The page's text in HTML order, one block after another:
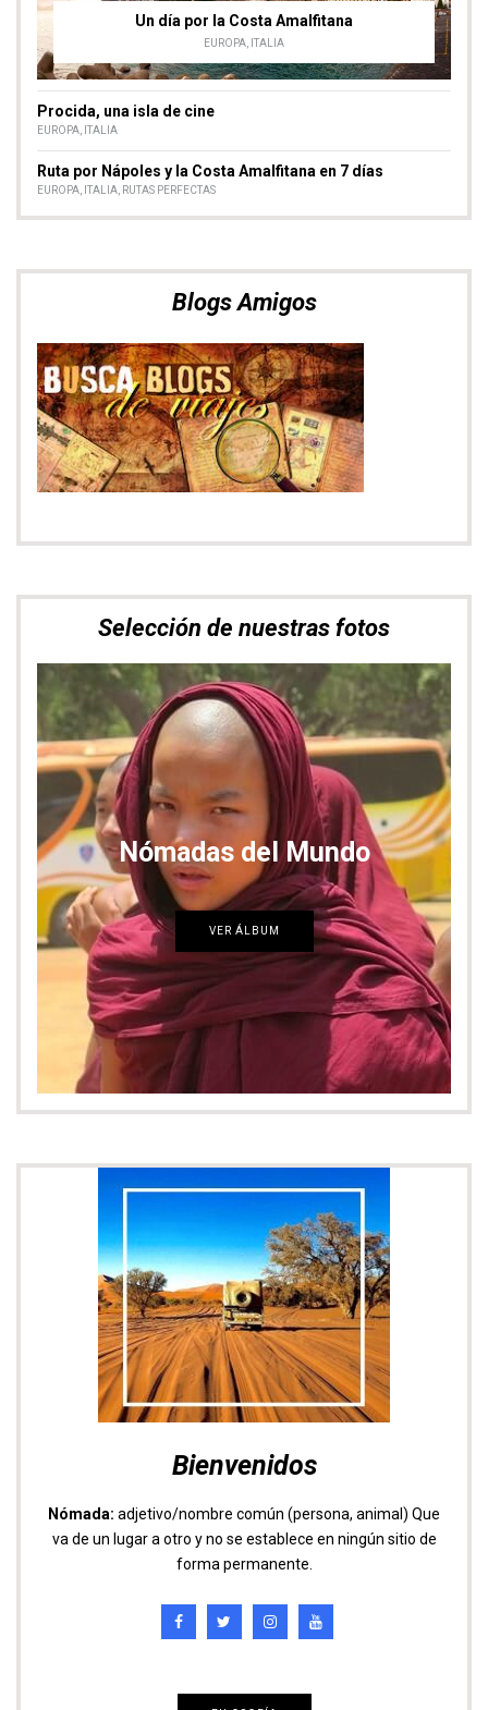
Selección de nuestras fotos
Nómadas del Mundo
VER ÁLBUM
Bienvenidos
Nómada:adjetivo/nombre común (persona, animal) Que
va de un lugar a otro y no se establece en ningún sitio de
forma permanente.
Síguenos
14K seguidores7K seguidores
Descuento en Heymondo, tu seguro de